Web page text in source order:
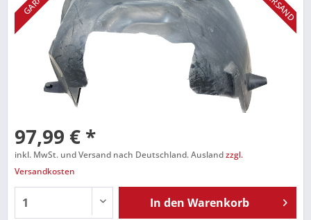
97,99 € *
inkl. MwSt. und Versand nach Deutschland. Auslandzzgl.
Versandkosten
In den Warenkorb